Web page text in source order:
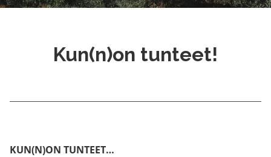
Kun(n)on tunteet!
KUN(N)ON TUNTEET…